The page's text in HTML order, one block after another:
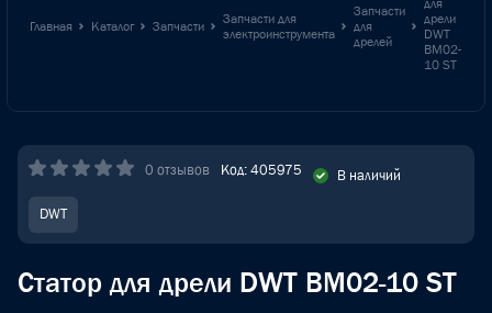
Главная Каталог Запчасти
Запчасти для
электроинструмента
Запчасти
для
дрелей
для
дрели
DWT
BM02-
10 ST
0 отзывов Код: 405975 В наличий
DWT
Статор для дрели DWT BM02-10 ST